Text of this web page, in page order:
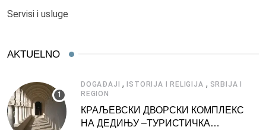
Servisi i usluge
AKTUELNO
DOGAĐAJI , ISTORIJA I RELIGIJA , SRBIJA I
REGION
КРАЉЕВСКИ ДВОРСКИ КОМПЛЕКС
НА ДЕДИЊУ –ТУРИСТИЧКА